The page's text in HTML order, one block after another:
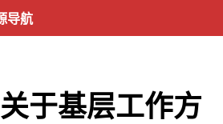
导航
关于基层工作方